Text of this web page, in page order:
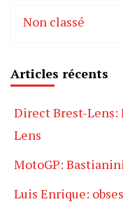
Non classé
Articles récents
Direct Brest-Lens:
Lens
MotoGP:
Luis Enrique: